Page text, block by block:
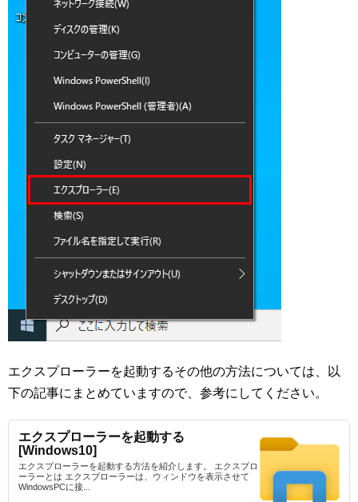
エクスプローラーを起動するその他の方法については、以
下の記事にまとめていますので、参考にしてください。
エクスプローラーを起動する
[Windows10]
エクスプローラーを起動する方法を紹介します。 エクスプロ
ーラーとは エクスプローラーは、ウィンドウを表示させて
WindowsPCに接...